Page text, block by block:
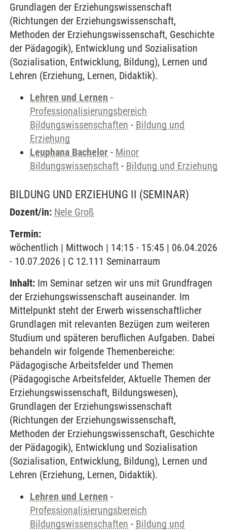
Grundlagen der Erziehungswissenschaft
(Richtungen der Erziehungswissenschaft,
Methoden der Erziehungswissenschaft, Geschichte
der Pädagogik), Entwicklung und Sozialisation
(Sozialisation, Entwicklung, Bildung), Lernen und
Lehren (Erziehung, Lernen, Didaktik).
Lehren und Lernen -
Professionalisierungsbereich
Bildungswissenschaften - Bildung und
Erziehung
Leuphana Bachelor - Minor
Bildungswissenschaft - Bildung und Erziehung
BILDUNG UND ERZIEHUNG II (SEMINAR)
Dozent/in: Nele Groß
Termin:
wöchentlich | Mittwoch | 14:15 - 15:45 | 06.04.2026
- 10.07.2026 | C 12.111 Seminarraum
Inhalt: Im Seminar setzen wir uns mit Grundfragen
der Erziehungswissenschaft auseinander. Im
Mittelpunkt steht der Erwerb wissenschaftlicher
Grundlagen mit relevanten Bezügen zum weiteren
Studium und späteren beruflichen Aufgaben. Dabei
behandeln wir folgende Themenbereiche:
Pädagogische Arbeitsfelder und Themen
(Pädagogische Arbeitsfelder, Aktuelle Themen der
Erziehungswissenschaft, Bildungswesen),
Grundlagen der Erziehungswissenschaft
(Richtungen der Erziehungswissenschaft,
Methoden der Erziehungswissenschaft, Geschichte
der Pädagogik), Entwicklung und Sozialisation
(Sozialisation, Entwicklung, Bildung), Lernen und
Lehren (Erziehung, Lernen, Didaktik).
Lehren und Lernen -
Professionalisierungsbereich
Bildungswissenschaften - Bildung und